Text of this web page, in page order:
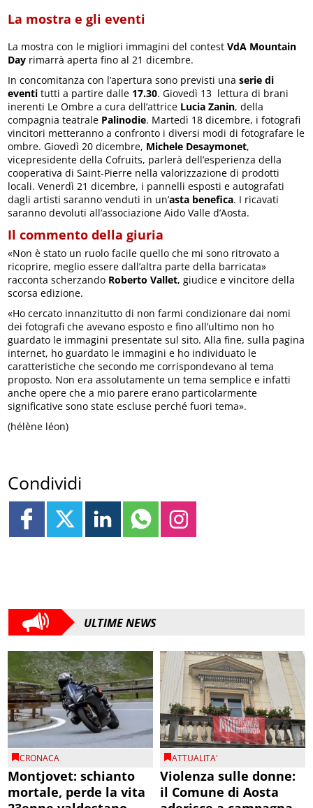
La mostra e gli eventi
La mostra con le migliori immagini del contestVdA Mountain
Day rimarrà aperta fino al 21 dicembre.
In concomitanza con l’apertura sono previsti unaserie di
eventi tutti a partire dalle 17.30. Giovedì 13 lettura di brani
inerenti Le Ombre a cura dell’attrice Lucia Zanin, della
compagnia teatrale Palinodie. Martedì 18 dicembre, i fotografi
vincitori metteranno a confronto i diversi modi di fotografare le
ombre. Giovedì 20 dicembre, Michele Desaymonet,
vicepresidente della Cofruits, parlerà dell’esperienza della
cooperativa di Saint-Pierre nella valorizzazione di prodotti
locali. Venerdì 21 dicembre, i pannelli esposti e autografati
dagli artisti saranno venduti in un’asta benefica. I ricavati
saranno devoluti all’associazione Aido Valle d’Aosta.
Il commento della giuria
«Non è stato un ruolo facile quello che mi sono ritrovato a
ricoprire, meglio essere dall’altra parte della barricata»
racconta scherzando Roberto Vallet, giudice e vincitore della
scorsa edizione.
«Ho cercato innanzitutto di non farmi condizionare dai nomi
dei fotografi che avevano esposto e fino all’ultimo non ho
guardato le immagini presentate sul sito. Alla fine, sulla pagina
internet, ho guardato le immagini e ho individuato le
caratteristiche che secondo me corrispondevano al tema
proposto. Non era assolutamente un tema semplice e infatti
anche opere che a mio parere erano particolarmente
significative sono state escluse perché fuori tema».
(hélène léon)
Condividi
ULTIME NEWS
CRONACA
Montjovet: schianto
mortale, perde la vita
ATTUALITA'
Violenza sulle donne:
il Comune di Aosta